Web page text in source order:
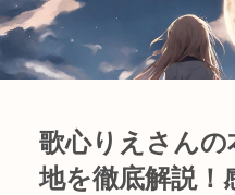
歌心りえさんの
地を徹底解説！